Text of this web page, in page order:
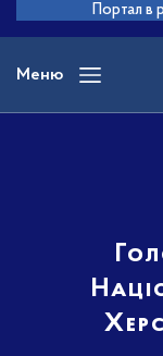
основного
вмісту
Портал в
Меню